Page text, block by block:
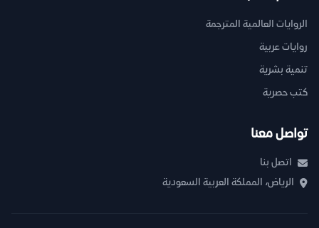
الروايات العالمية المترجمة
روايات عربية
تنمية بشرية
كتب حصرية
تواصل معنا
اتصل بنا
الرياض، المملكة العربية السعودية